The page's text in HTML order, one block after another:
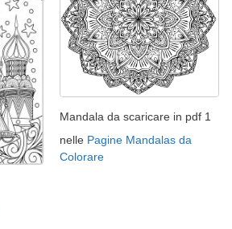
Mandala da scaricare in pdf 1
nelle Pagine Mandalas da
Colorare